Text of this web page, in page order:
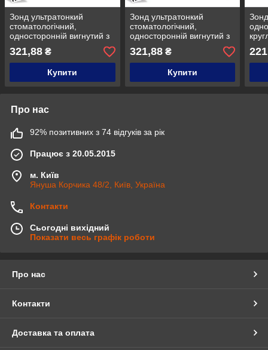
Зонд ультратонкий
стоматологічний,
односторонній вигнутий з
анатомічною ручкою,
Medesy 556/8А
321,88 ₴
Купити
Зонд ультратонкий
стоматологічний,
односторонній вигнутий з
анатомічною ручкою,
Medesy 556/6
321,88₴
Купити
Про нас
92% позитивних з 74 відгуків за рік
Працює з 20.05.2015
м. Київ
Януша Корчика 48/2, Київ, Україна
Контакти
Сьогодні вихідний
Показати весь графік роботи
Про нас
Контакти
Доставка та оплата